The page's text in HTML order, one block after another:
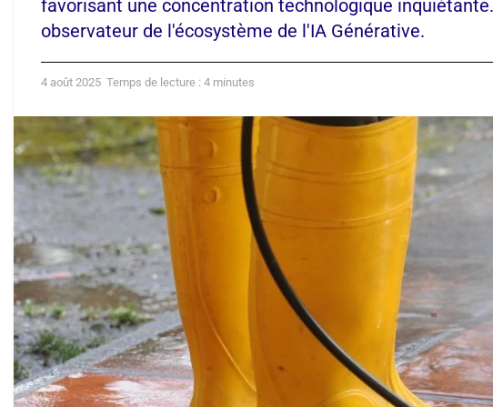
favorisant une concentration technologique
observateur de l'écosystème de l'IA Générative.
4 août 2025 Temps de lecture : 4 minutes